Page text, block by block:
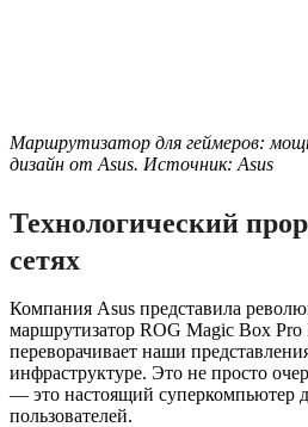
Маршрутизатор для геймеров:
дизайн от Asus. Источник: Asus
Технологический
сетях
Компания Asus представила
маршрутизатор ROG Magic Box
переворачивает наши
инфраструктуре. Это не просто
— это настоящий суперкомпьютер
пользователей.